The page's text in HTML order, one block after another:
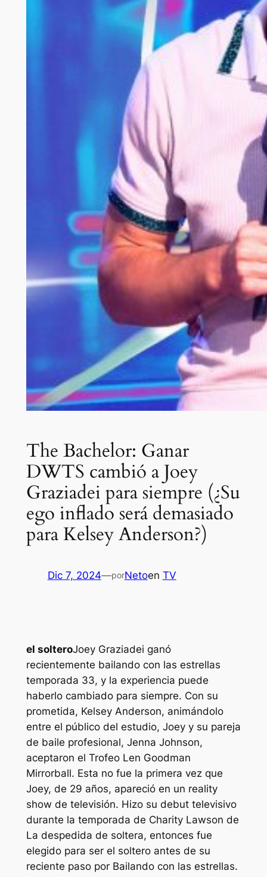
The Bachelor: Ganar
DWTS cambió a Joey
Graziadei para siempre (¿Su
ego inflado será demasiado
para Kelsey Anderson?)
Dic 7, 2024—porNetoen TV
el solteroJoey Graziadei ganó
recientemente bailando con las estrellas
temporada 33, y la experiencia puede
haberlo cambiado para siempre. Con su
prometida, Kelsey Anderson, animándolo
entre el público del estudio, Joey y su pareja
de baile profesional, Jenna Johnson,
aceptaron el Trofeo Len Goodman
Mirrorball. Esta no fue la primera vez que
Joey, de 29 años, apareció en un reality
show de televisión. Hizo su debut televisivo
durante la temporada de Charity Lawson de
La despedida de soltera, entonces fue
elegido para ser el soltero antes de su
reciente paso por Bailando con las estrellas.